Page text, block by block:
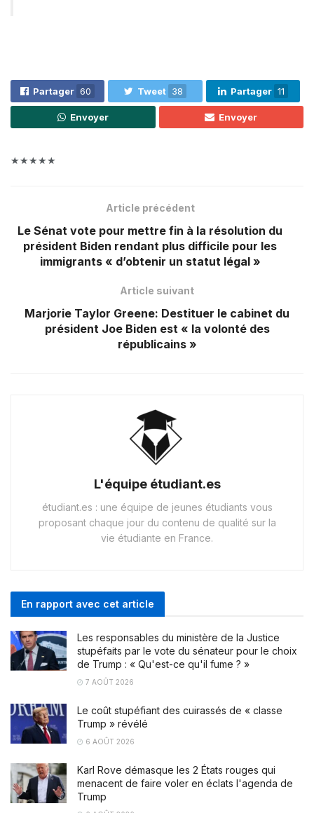
Partager 60 Tweet 38 Partager 11
Envoyer Envoyer
★★★★★
Article précédent
Le Sénat vote pour mettre fin à la résolution du
président Biden rendant plus difficile pour les
immigrants « d’obtenir un statut légal »
Article suivant
Marjorie Taylor Greene: Destituer le cabinet du
président Joe Biden est « la volonté des
républicains »
L'équipe étudiant.es
étudiant.es : une équipe de jeunes étudiants vous
proposant chaque jour du contenu de qualité sur la
vie étudiante en France.
En rapport avec cet article
Les responsables du ministère de la Justice
stupéfaits par le vote du sénateur pour le choix
de Trump : « Qu'est-ce qu'il fume ? »
7 AOÛT 2026
Le coût stupéfiant des cuirassés de « classe
Trump » révélé
6 AOÛT 2026
Karl Rove démasque les 2 États rouges qui
menacent de faire voler en éclats l'agenda de
Trump